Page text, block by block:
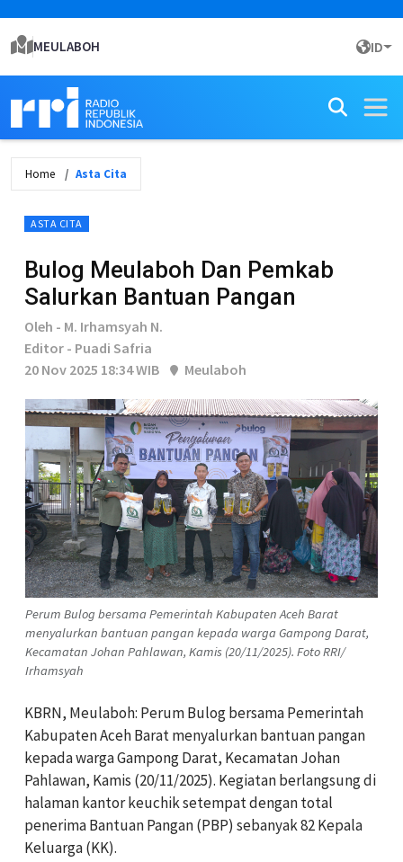
MEULABOH ID
Home Asta Cita
ASTA CITA
Bulog Meulaboh Dan Pemkab
Salurkan Bantuan Pangan
Oleh - M. Irhamsyah N.
Editor - Puadi Safria
20 Nov 2025 18:34 WIB
Meulaboh
Perum Bulog bersama Pemerintah Kabupaten Aceh Barat
menyalurkan bantuan pangan kepada warga Gampong Darat,
Kecamatan Johan Pahlawan, Kamis (20/11/2025). Foto RRI/
Irhamsyah
KBRN, Meulaboh: Perum Bulog bersama Pemerintah
Kabupaten Aceh Barat menyalurkan bantuan pangan
kepada warga Gampong Darat, Kecamatan Johan
Pahlawan, Kamis (20/11/2025). Kegiatan berlangsung di
halaman kantor keuchik setempat dengan total
penerima Bantuan Pangan (PBP) sebanyak 82 Kepala
Keluarga (KK).